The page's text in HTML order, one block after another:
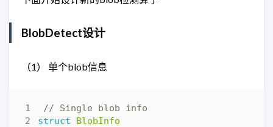
BlobDetect设计
（1） 单个blob信息
struct
BlobInfo